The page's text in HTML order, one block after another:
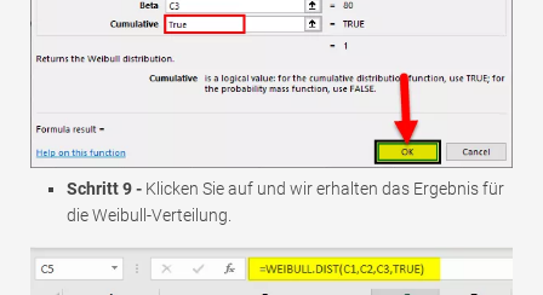
Schritt 9 - Klicken Sie auf und wir erhalten das Ergebnis für
die Weibull-Verteilung.